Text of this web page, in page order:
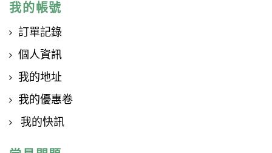
我的帳號
訂單記錄
個人資訊
我的地址
我的優惠卷
我的快訊